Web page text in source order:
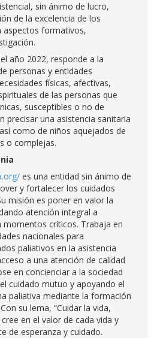
sin ánimo de lucro,
de la excelencia de los
aspectos formativos,
año 2022, responde a la
personas y entidades
físicas, afectivas,
de las personas que
susceptibles o no de
precisar una asistencia sanitaria
como de niños aquejados de
o complejas.
es una entidad sin ánimo de
y fortalecer los cuidados
misión es poner en valor la
atención integral a
momentos críticos. Trabaja en
nacionales para
paliativos en la asistencia
a una atención de calidad
en concienciar a la sociedad
cuidado mutuo y apoyando el
paliativa mediante la formación
su lema, “Cuidar la vida,
en el valor de cada vida y
de esperanza y cuidado.